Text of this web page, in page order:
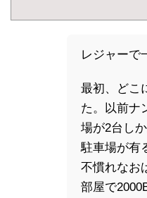
レジャーで
最初、どこ
た。以前ナ
場が2台し
駐車場が有
不慣れなお
部屋で